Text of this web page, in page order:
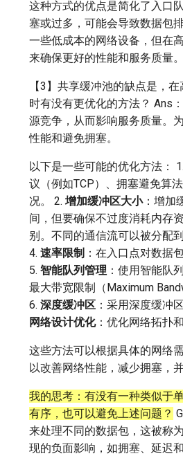
这种方式的优点是简化了入口
塞或过多，可能会导致数据包
一些低成本的网络设备，但在
来确保更好的性能和服务质量。
【3】共享缓冲池的缺点是，
时有没有更优化的方法？ Ans
源竞争，从而影响服务质量。
性能和避免拥塞。
以下是一些可能的优化方法： 1.
议（例如TCP）、拥塞避免算
况。 2. 增加缓冲区大小：增加
间，但要确保不过度消耗内存
别。不同的通信流可以被分配
4. 速率限制 ：在入口点对数据
5. 智能队列管理 ：使用智能队
最大带宽限制（Maximum
6. 深度缓冲区 ：采用深度缓冲
网络设计优化：优化网络拓扑
这些方法可以根据具体的网络
以改善网络性能，减少拥塞，
我的思考：有没有一种类似于
有序，也可以避免上述问题？
来处理不同的数据包，这被称
现的负面影响，如拥塞、延迟